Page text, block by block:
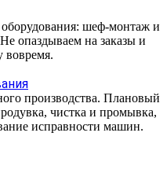
шеф-монтаж и
опаздываем на заказы и
вовремя.
производства. Плановый
чистка и промывка,
исправности машин.